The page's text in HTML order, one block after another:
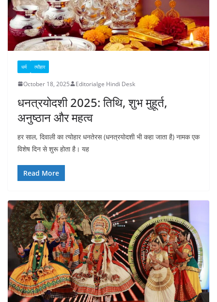
धर्म त्यौहार
October 18, 2025 Editorialge Hindi Desk
धनत्रयोदशी 2025: तिथि, शुभ मुहूर्त,
अनुष्ठान और महत्व
हर साल, दिवाली का त्योहार धनतेरस (धनत्रयोदशी भी कहा जाता है) नामक एक
विशेष दिन से शुरू होता है। यह
Read More